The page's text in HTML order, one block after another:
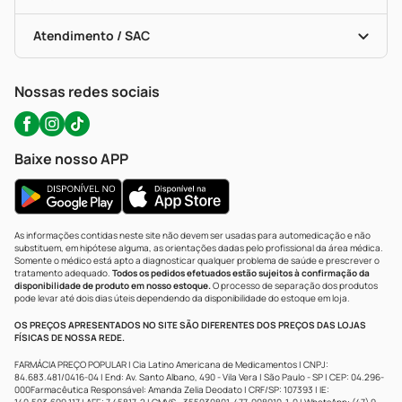
Troca E Devolução
Bulas De A A Z
Políticas De Marketplace
Testes Rápidos
Autoteste Covid-19
Portal Da Privacidade
Atendimento / SAC
Nossas redes sociais
Baixe nosso APP
As informações contidas neste site não devem ser usadas para automedicação e não
substituem, em hipótese alguma, as orientações dadas pelo profissional da área médica.
Somente o médico está apto a diagnosticar qualquer problema de saúde e prescrever o
tratamento adequado. Todos os pedidos efetuados estão sujeitos à confirmação da
disponibilidade de produto em nosso estoque.O processo de separação dos produtos
pode levar até dois dias úteis dependendo da disponibilidade do estoque em loja.
OS PREÇOS APRESENTADOS NO SITE SÃO DIFERENTES DOS PREÇOS DAS LOJAS
FÍSICAS DE NOSSA REDE.
FARMÁCIA PREÇO POPULAR | Cia Latino Americana de Medicamentos | CNPJ:
84.683.481/0416-04 | End: Av. Santo Albano, 490 - Vila Vera | São Paulo - SP | CEP: 04.296-
000Farmacêutica Responsável: Amanda Zelia Deodato | CRF/SP: 107393 | IE: